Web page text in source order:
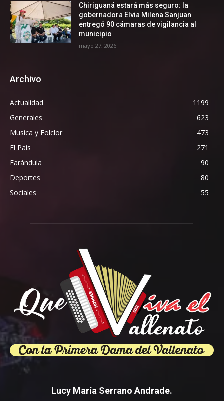
Chiriguaná estará más seguro: la
gobernadora Elvia Milena Sanjuan
entregó 90 cámaras de vigilancia al
municipio
mayo 27, 2026
Archivo
Actualidad
1199
Generales
623
Musica y Folclor
473
El Pais
271
Farándula
90
Deportes
80
Sociales
55
Lucy María Serrano Andrade.